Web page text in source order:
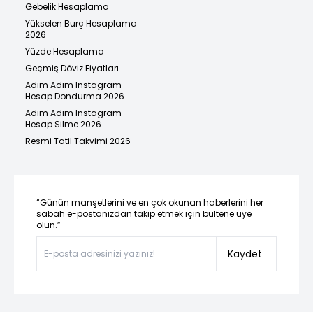
Gebelik Hesaplama
Yükselen Burç Hesaplama
2026
Yüzde Hesaplama
Geçmiş Döviz Fiyatları
Adım Adım Instagram
Hesap Dondurma 2026
Adım Adım Instagram
Hesap Silme 2026
Resmi Tatil Takvimi 2026
“Günün manşetlerini ve en çok okunan haberlerini her
sabah e-postanızdan takip etmek için bültene üye
olun.”
Kaydet